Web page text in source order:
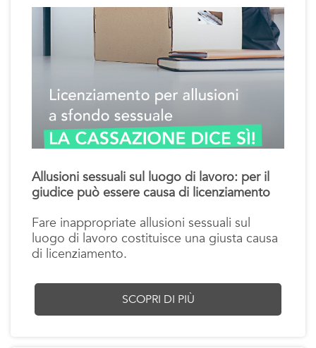
Allusioni sessuali sul luogo di lavoro: per il
giudice può essere causa di licenziamento
Fare inappropriate allusioni sessuali sul
luogo di lavoro costituisce una giusta causa
di licenziamento.
SCOPRI DI PIÙ